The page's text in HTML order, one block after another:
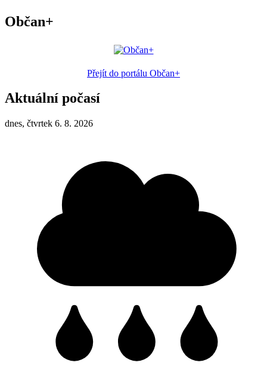
Občan+
Přejít do portálu Občan+
Aktuální počasí
dnes, čtvrtek 6. 8. 2026